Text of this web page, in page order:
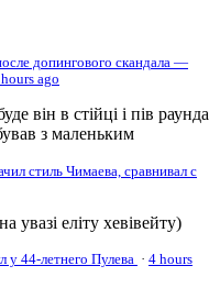
допингового скандала —
ago
він в стійці і пів раунда
з маленьким
стиль Чимаева, сравнивал с
увазі еліту хевівейту)
у 44-летнего Пулева · 4 hours